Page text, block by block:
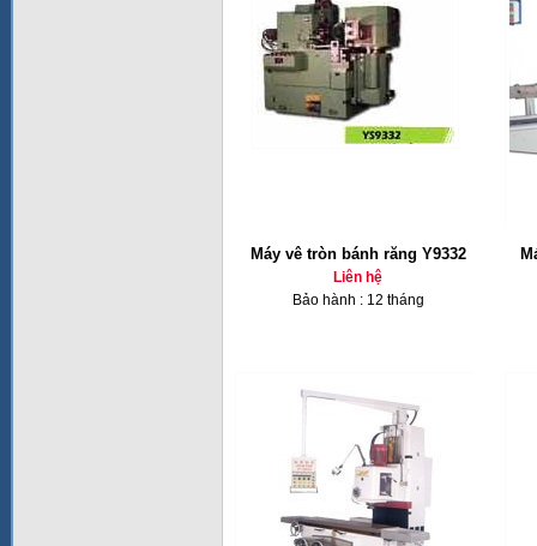
Máy vê tròn bánh răng Y9332
Liên hệ
Bảo hành : 12 tháng